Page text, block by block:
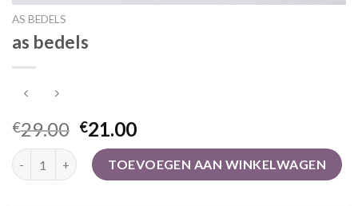
AS BEDELS
as bedels
€29.00 €21.00
as bedels aantal TOEVOEGEN AAN WINKELWAGEN